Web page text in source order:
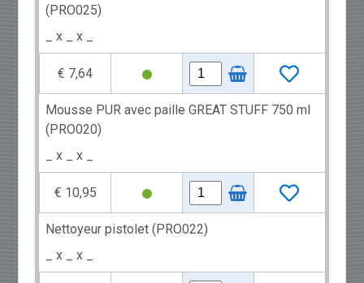
(PRO025)
_ x _ x _
€ 7,64
Mousse PUR avec paille GREAT STUFF 750 ml
(PRO020)
_ x _ x _
€ 10,95
Nettoyeur pistolet (PRO022)
_ x _ x _